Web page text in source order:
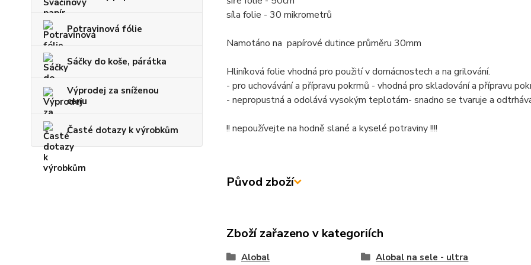
Potravinová fólie
Sáčky do koše, párátka
Výprodej za sníženou
cenu
Časté dotazy k výrobkům
síla folie - 30 mikrometrů
Namotáno na papírové dutince průměru 30mm
Hliníková folie vhodná pro použití v domácnostech a na grilování.
- pro uchovávání a přípravu pokrmů - vhodná pro skladování a přípravu
- nepropustná a odolává vysokým teplotám- snadno se tvaruje a
!! nepoužívejte na hodně slané a kyselé potraviny !!!!
Původ zboží
Zboží zařazeno v kategoriích
Alobal Alobal na sele - ultra